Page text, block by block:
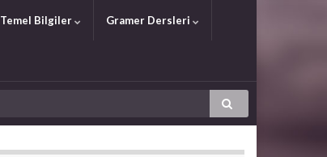
Temel Bilgiler Gramer Dersleri